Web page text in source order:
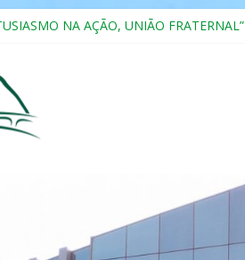
NA AÇÃO, UNIÃO FRATERNAL”
e Relacionamento com Pessoas Atípicas